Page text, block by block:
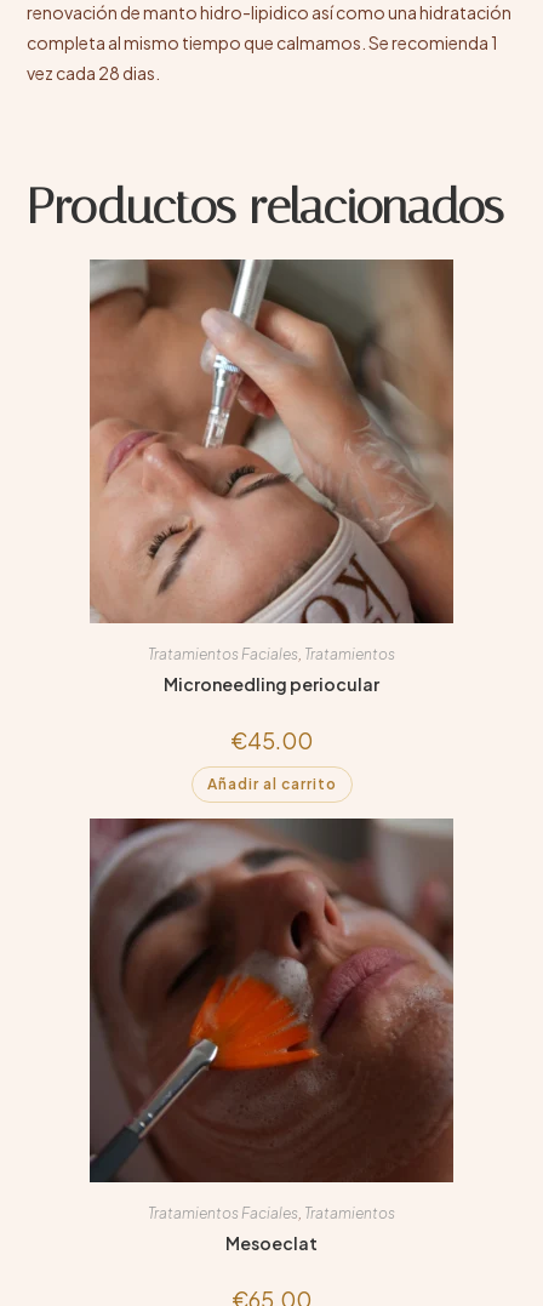
renovación de manto hidro-lipidico así como una hidratación
completa al mismo tiempo que calmamos. Se recomienda 1
vez cada 28 dias.
Productos relacionados
Tratamientos Faciales, Tratamientos
Microneedling periocular
€45.00
Añadir al carrito
Tratamientos Faciales Tratamientos
Mesoeclat
€65.00